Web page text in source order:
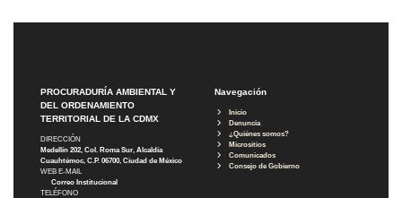
PROCURADURÍA AMBIENTAL Y
DEL ORDENAMIENTO
TERRITORIAL DE LA CDMX
DIRECCIÓN
Medellín 202, Col. Roma Sur, Alcaldía
Cuauhtémoc, C.P. 06700, Ciudad de México
WEB E-MAIL
Correo Institucional
TELÉFONO
Navegación
Inicio
Denuncia
¿Quiénes somos?
Micrositios
Comunicados
Consejo de Gobierno